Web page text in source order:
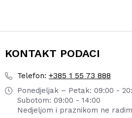
KONTAKT PODACI
Telefon: +385 1 55 73 888
Ponedjeljak – Petak: 09:00 -
Subotom: 09:00 - 14:00
Nedjeljom i praznikom ne